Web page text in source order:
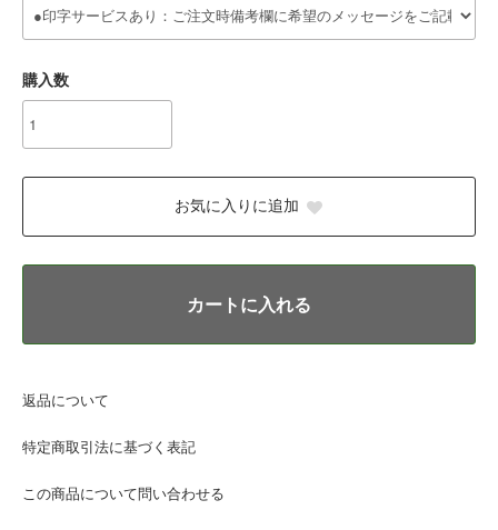
購入数
お気に入りに追加
カートに入れる
返品について
特定商取引法に基づく表記
この商品について問い合わせる